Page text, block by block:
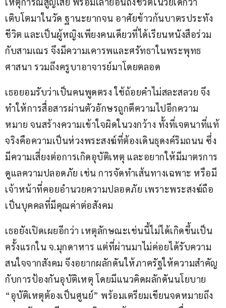
เติบโตมาในวัด ฐานะยากจน อาศัยข้าวก้นบาตรประทัง
ชีวิต และเป็นผู้หญิงเพียงคนเดียวที่ได้เรียนหนังสือร่วม
กับสามเณร จึงมีความเคารพและศรัทธาในพระพุทธ
ศาสนา รวมถึงครูบาอาจารย์มาโดยตลอด
เธอยอมรับว่าเป็นคนพูดตรง ใช้ถ้อยคำไม่สละสลวย จึง
ทำให้การสื่อสารผ่านตัวอักษรถูกตีความไปอีกความ
หมาย จนสร้างความเข้าใจผิดในวงกว้าง ทั้งที่เจตนาที่แท้
จริงคือความเป็นห่วงพระสงฆ์ที่ต้องเดินธุดงค์ริมถนน ซึ่ง
มีความเสี่ยงต่อการเกิดอุบัติเหตุ และอยากให้มีมาตรการ
ดูแลความปลอดภัย เช่น การจัดทำเส้นทางเฉพาะ หรือมี
เจ้าหน้าที่คอยอำนวยความปลอดภัย เพราะพระสงฆ์ถือ
เป็นบุคคลที่มีคุณค่าต่อสังคม
เธอยังเปิดเผยอีกว่า เหตุลักษณะเช่นนี้ไม่ได้เกิดขึ้นเป็น
ครั้งแรกใน จ.มุกดาหาร แต่ที่ผ่านมาไม่ค่อยได้รับความ
สนใจจากสังคม จึงอยากผลักดันให้ภาครัฐให้ความสำคัญ
กับการป้องกันอุบัติเหตุ โดยมีแนวคิดผลักดันนโยบาย
“อุบัติเหตุต้องเป็นศูนย์” พร้อมเตรียมเขียนจดหมายถึง